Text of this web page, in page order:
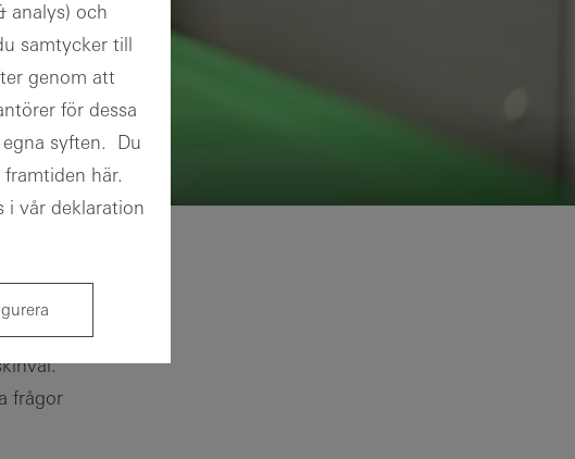
och
frågor
analys) och
samtycker till
genom att
för dessa
egna syften. Du
här.
i vår deklaration